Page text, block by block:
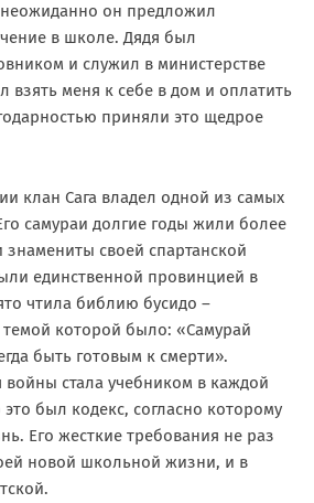
он предложил
в школе. Дядя был
и служил в министерстве
взять меня к себе в дом и оплатить
приняли это щедрое
клан Сага владел одной из самых
самураи долгие годы жили более
своей спартанской
единственной провинцией в
чтила библию бусидо –
темой которой было: «Самурай
быть готовым к смерти».
войны стала учебником в каждой
был кодекс, согласно которому
Его жесткие требования не раз
новой школьной жизни, и в